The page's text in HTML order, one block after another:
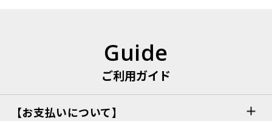
Guide
ご利用ガイド
【お支払いについて】